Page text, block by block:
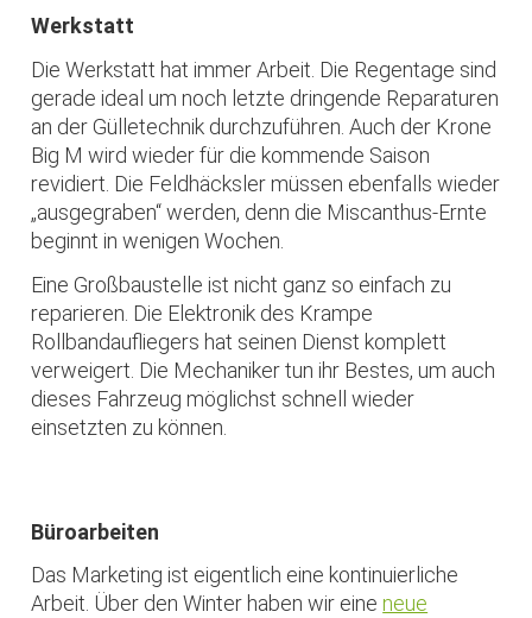
Werkstatt
Die Werkstatt hat immer Arbeit. Die Regentage sind
gerade ideal um noch letzte dringende Reparaturen
an der Gülletechnik durchzuführen. Auch der Krone
Big M wird wieder für die kommende Saison
revidiert. Die Feldhäcksler müssen ebenfalls wieder
„ausgegraben“ werden, denn die Miscanthus-Ernte
beginnt in wenigen Wochen.
Eine Großbaustelle ist nicht ganz so einfach zu
reparieren. Die Elektronik des Krampe
Rollbandaufliegers hat seinen Dienst komplett
verweigert. Die Mechaniker tun ihr Bestes, um auch
dieses Fahrzeug möglichst schnell wieder
einsetzten zu können.
Büroarbeiten
Das Marketing ist eigentlich eine kontinuierliche
Arbeit. Über den Winter haben wir eineneue